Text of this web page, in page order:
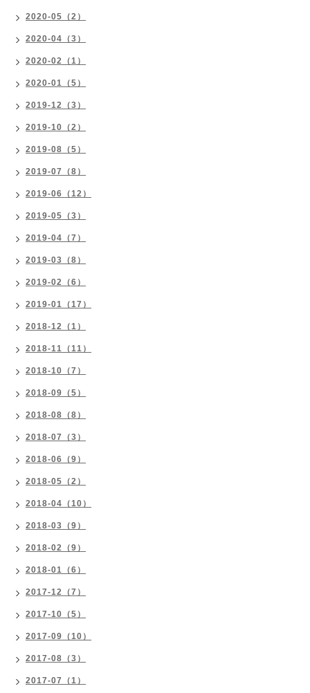
2020-05（2）
2020-04（3）
2020-02（1）
2020-01（5）
2019-12（3）
2019-10（2）
2019-08（5）
2019-07（8）
2019-06（12）
2019-05（3）
2019-04（7）
2019-03（8）
2019-02（6）
2019-01（17）
2018-12（1）
2018-11（11）
2018-10（7）
2018-09（5）
2018-08（8）
2018-07（3）
2018-06（9）
2018-05（2）
2018-04（10）
2018-03（9）
2018-02（9）
2018-01（6）
2017-12（7）
2017-10（5）
2017-09（10）
2017-08（3）
2017-07（1）